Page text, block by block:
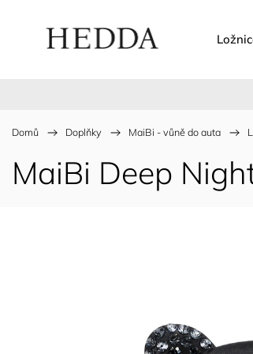
Domů / Doplňky / MaiBi - vůně do auta /
MaiBi Deep